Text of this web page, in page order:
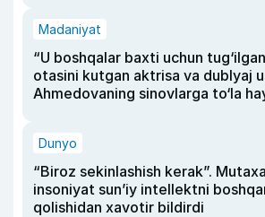
Madaniyat
“U boshqalar baxti uchun
otasini kutgan aktrisa va dublyaj
Ahmedovaning sinovlarga to‘la
Dunyo
“Biroz sekinlashish kerak”.
insoniyat sun’iy intellektni
qolishidan xavotir bildirdi